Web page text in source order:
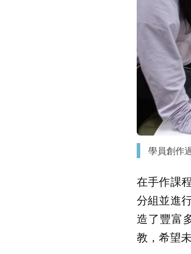
學員創作
在手作課
分組並進
造了豐富
教，希望